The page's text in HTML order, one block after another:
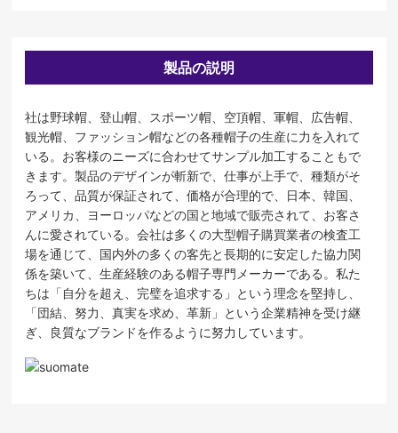
製品の説明
社は野球帽、登山帽、スポーツ帽、空頂帽、軍帽、広告帽、
観光帽、ファッション帽などの各種帽子の生産に力を入れて
いる。お客様のニーズに合わせてサンプル加工することもで
きます。製品のデザインが斬新で、仕事が上手で、種類がそ
ろって、品質が保証されて、価格が合理的で、日本、韓国、
アメリカ、ヨーロッパなどの国と地域で販売されて、お客さ
んに愛されている。会社は多くの大型帽子購買業者の検査工
場を通じて、国内外の多くの客先と長期的に安定した協力関
係を築いて、生産経験のある帽子専門メーカーである。私た
ちは「自分を超え、完璧を追求する」という理念を堅持し、
「団結、努力、真実を求め、革新」という企業精神を受け継
ぎ、良質なブランドを作るように努力しています。